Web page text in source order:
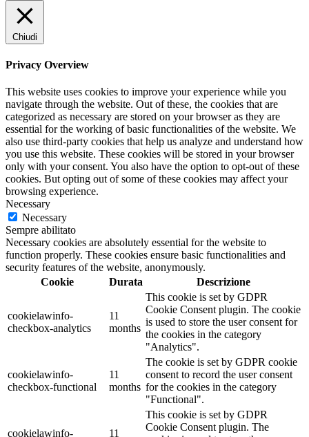
Chiudi
Privacy Overview
This website uses cookies to improve your experience while you
navigate through the website. Out of these, the cookies that are
categorized as necessary are stored on your browser as they are
essential for the working of basic functionalities of the website. We
also use third-party cookies that help us analyze and understand how
you use this website. These cookies will be stored in your browser
only with your consent. You also have the option to opt-out of these
cookies. But opting out of some of these cookies may affect your
browsing experience.
Necessary
Necessary
Sempre abilitato
Necessary cookies are absolutely essential for the website to
function properly. These cookies ensure basic functionalities and
security features of the website, anonymously.
Cookie
Durata Descrizione
cookielawinfo-
checkbox-analytics
11
months
This cookie is set by GDPR
Cookie Consent plugin. The cookie
is used to store the user consent for
the cookies in the category
"Analytics".
cookielawinfo-
checkbox-functional
11
months
The cookie is set by GDPR cookie
consent to record the user consent
for the cookies in the category
"Functional".
cookielawinfo- 11
This cookie is set by GDPR
Cookie Consent plugin. The